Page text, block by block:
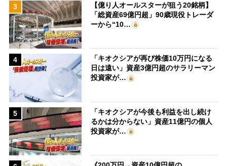
3
【億り人オールスターが狙う20銘柄】
「総資産69億円超」90歳現役トレーダ
ーから“10…
4
「キオクシアが再び株価10万円になる
日は遠い」資産3億円超のサラリーマン
投資家が…
5
「キオクシアが今後も利益を出し続け
るかは分からない」資産11億円の個人
投資家が…